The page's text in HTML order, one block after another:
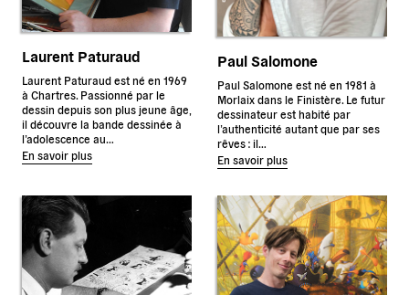
Laurent Paturaud
Laurent Paturaud est né en 1969
à Chartres. Passionné par le
dessin depuis son plus jeune âge,
il découvre la bande dessinée à
l’adolescence au…
En savoir plus
Paul Salomone
Paul Salomone est né en 1981 à
Morlaix dans le Finistère. Le futur
dessinateur est habité par
l’authenticité autant que par ses
rêves : il…
En savoir plus